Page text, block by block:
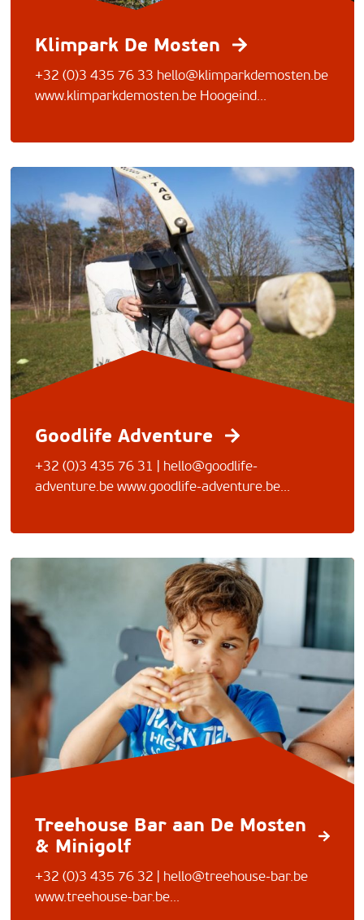
Klimpark De Mosten
+32 (0)3 435 76 33 hello@klimparkdemosten.be
www.klimparkdemosten.be Hoogeind...
Goodlife Adventure
+32 (0)3 435 76 31 |
hello@goodlife-
adventure.bewww.goodlife-adventure.be...
Treehouse Bar aan De Mosten
& Minigolf
+32 (0)3 435 76 32 | hello@treehouse-bar.be
www.treehouse-bar.be...